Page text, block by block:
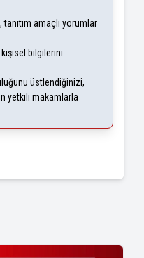
amaçlı yorumlar
kişisel bilgilerini
üstlendiğinizi,
yetkili makamlarla